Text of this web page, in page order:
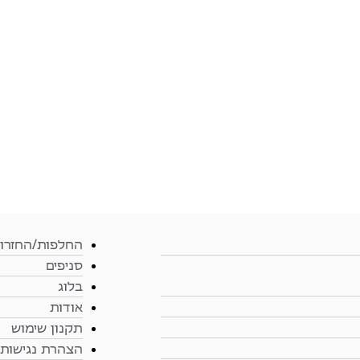
החלפות/
סניפים
בלוג
אודות
תקנון שימוש
הצהרת נגישות